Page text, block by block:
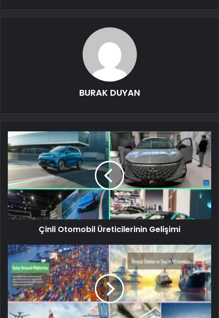
BURAK DUYAN
Çinli Otomobil Üreticilerinin Gelişimi